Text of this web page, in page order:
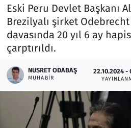
Eski Peru Devlet Başkanı
Brezilyalı şirket
davasında 20 yıl 6 ay
çarptırıldı.
NUSRET ODABAŞ
MUHABIR
22.10.2024 -
Lezzet Durağı
Memur ve Kamu
Otomobil
Oyun
Ramazan